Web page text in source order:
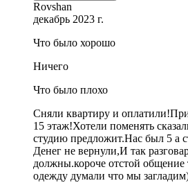
Rovshan
декабрь 2023 г.
Что было хорошо
Ничего
Что было плохо
Сняли квартиру и
15 этаж!Хотели поменять
студию предложит.Нас был 5 а
Денег не вернули,И так
должны.короче отстой
одежду думали что мы